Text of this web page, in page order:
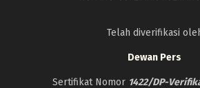
Telah diverifikasi
Dewan Pers
Sertifikat Nomor 1422/DP-